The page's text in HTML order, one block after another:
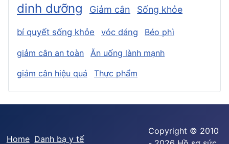
dinh dưỡng Giảm cân Sống khỏe
bí quyết sống khỏe vóc dáng Béo phì
giảm cân an toàn
Ăn uống lành mạnh
giảm cân hiệu quả
Thực phẩm
Home Danh bạ y tế
Copyright © 2010